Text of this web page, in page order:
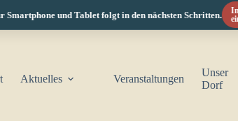
und Tablet folgt in den nächsten Schritten.
Inhalt
einreichen
Aktuelles Veranstaltungen
Unser
Dorf